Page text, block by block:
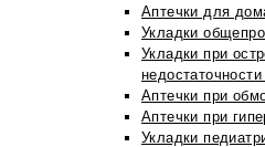
Аптечки для
Укладки
Укладки при
недостаточности
Аптечки при
Аптечки при
Укладки